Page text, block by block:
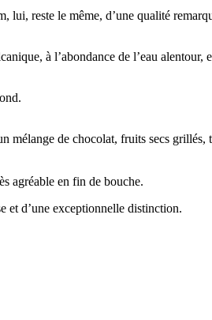
lui, reste le même, d’une qualité
à l’abondance de l’eau
de chocolat, fruits secs
agréable en fin de bouche.
et d’une exceptionnelle distinction.